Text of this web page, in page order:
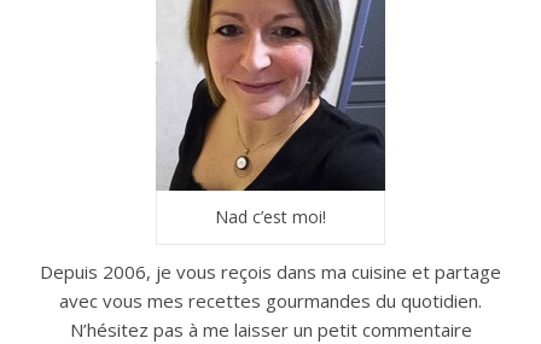
Nad c’est moi!
Depuis 2006, je vous reçois dans ma cuisine et partage
avec vous mes recettes gourmandes du quotidien.
N’hésitez pas à me laisser un petit commentaire